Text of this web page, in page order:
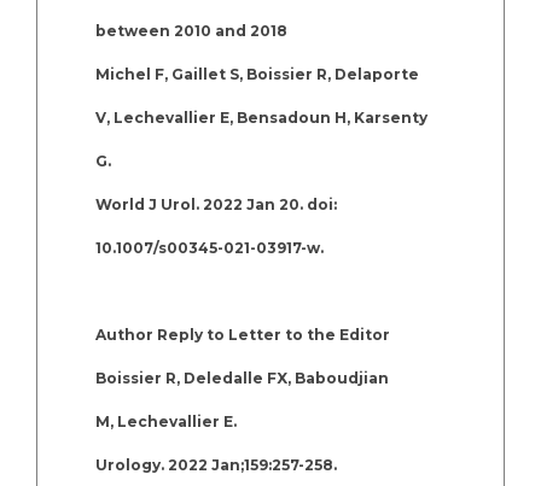
between 2010 and 2018
Michel F, Gaillet S, Boissier R, Delaporte
V, Lechevallier E, Bensadoun H, Karsenty
G.
World J Urol. 2022 Jan 20. doi:
10.1007/s00345-021-03917-w.
Author Reply to Letter to the Editor
Boissier R, Deledalle FX, Baboudjian
M, Lechevallier E.
Urology. 2022 Jan;159:257-258.